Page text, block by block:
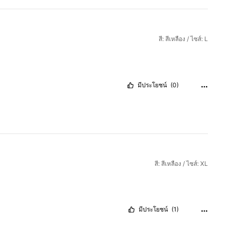
สี: สีเหลือง / ไซส์: L
มีประโยชน์ (0)
สี: สีเหลือง / ไซส์: XL
มีประโยชน์ (1)